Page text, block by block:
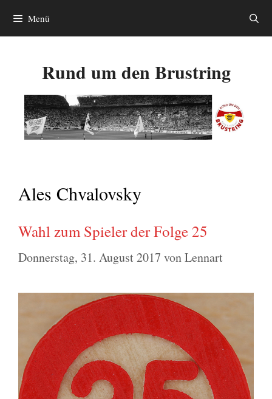
Inhalt
springen
Menü
Rund um den Brustring
Ales Chvalovsky
Wahl zum Spieler der Folge 25
Donnerstag, 31. August 2017 vonLennart